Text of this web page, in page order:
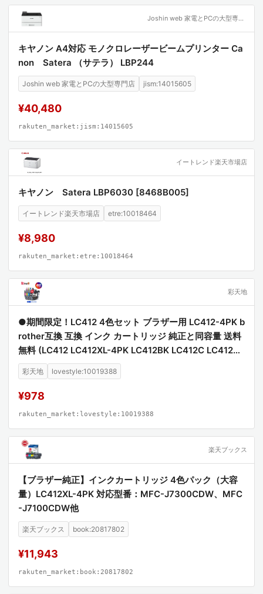
Joshin web 家電とPCの大型専門店
キヤノン A4対応 モノクロレーザービームプリンター Ca
non Satera （サテラ） LBP244
Joshin web 家電とPCの大型専門店 jism:14015605
¥40,480
rakuten_market:jism:14015605
イートレンド楽天市場店
キヤノン Satera LBP6030 [8468B005]
イートレンド楽天市場店 etre:10018464
¥8,980
rakuten_market:etre:10018464
彩天地
●期間限定！LC412 4色セット ブラザー用 LC412-4PK b
rother互換 互換 インク カートリッジ 純正と同容量 送料
無料 (LC412 LC412XL-4PK LC412BK LC412C LC412M
LC412Y LC412XLBK LC412XLC LC412XLM LC412XLY
MFC-J7100CDW MFC-J7300CDW)
彩天地 lovestyle:10019388
¥978
rakuten_market:lovestyle:10019388
楽天ブックス
【ブラザー純正】インクカートリッジ 4色パック（大容
量）LC412XL-4PK 対応型番：MFC-J7300CDW、MFC
-J7100CDW他
楽天ブックス book:20817802
¥11,943
rakuten_market:book:20817802